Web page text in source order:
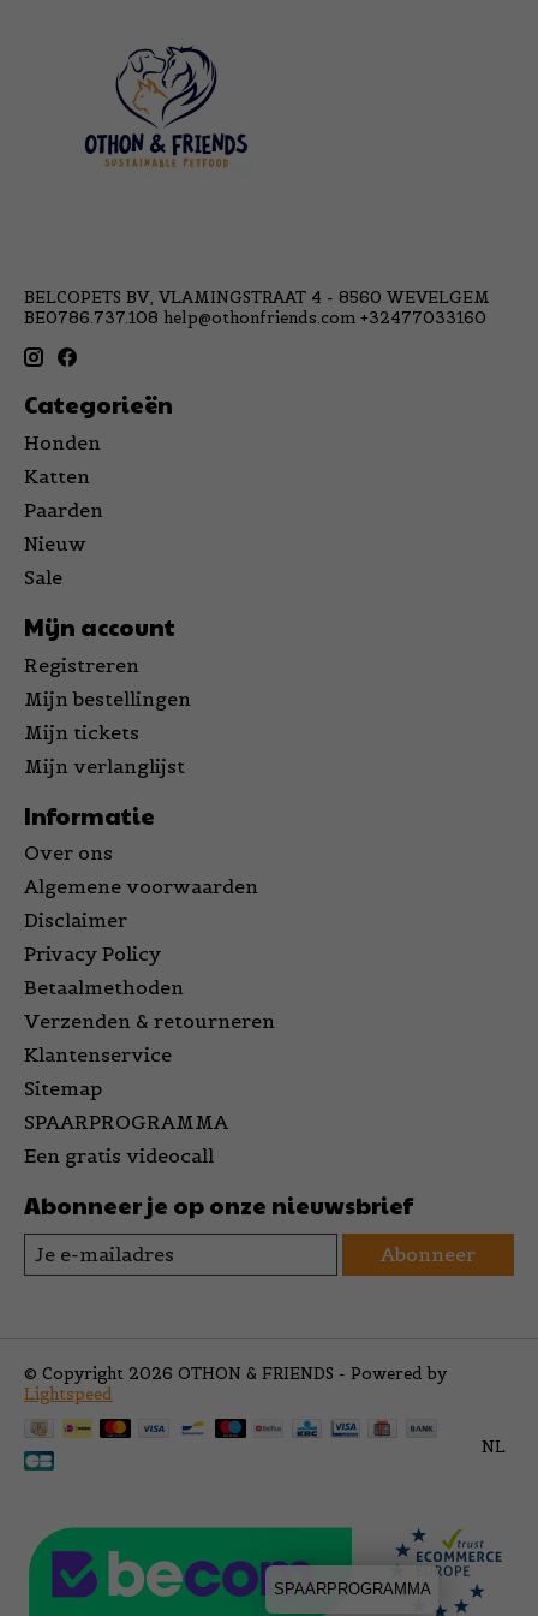
BELCOPETS BV, VLAMINGSTRAAT 4 - 8560 WEVELGEM
BE0786.737.108 help@othonfriends.com +32477033160
Categorieën
Honden
Katten
Paarden
Nieuw
Sale
Mijn account
Registreren
Mijn bestellingen
Mijn tickets
Mijn verlanglijst
Informatie
Over ons
Algemene voorwaarden
Disclaimer
Privacy Policy
Betaalmethoden
Verzenden & retourneren
Klantenservice
Sitemap
SPAARPROGRAMMA
Een gratis videocall
Abonneer je op onze nieuwsbrief
Abonneer
© Copyright 2026 OTHON & FRIENDS - Powered by
Lightspeed
NL
SPAARPROGRAMMA